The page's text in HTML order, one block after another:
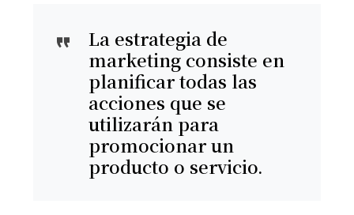
La estrategia de
marketing consiste en
planificar todas las
acciones que se
utilizarán para
promocionar un
producto o servicio.